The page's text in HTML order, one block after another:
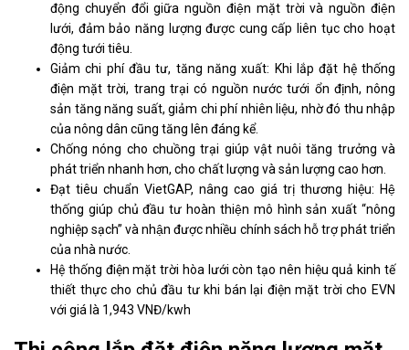
động chuyển đổi giữa nguồn điện mặt trời và nguồn điện
lưới, đảm bảo năng lượng được cung cấp liên tục cho hoạt
động tưới tiêu.
Giảm chi phí đầu tư, tăng năng xuất: Khi lắp đặt hệ thống
điện mặt trời, trang trại có nguồn nước tưới ổn định, nông
sản tăng năng suất, giảm chi phí nhiên liệu, nhờ đó thu nhập
của nông dân cũng tăng lên đáng kể.
Chống nóng cho chuồng trại giúp vật nuôi tăng trưởng và
phát triển nhanh hơn, cho chất lượng và sản lượng cao hơn.
Đạt tiêu chuẩn VietGAP, nâng cao giá trị thương hiệu: Hệ
thống giúp chủ đầu tư hoàn thiện mô hình sản xuất “nông
nghiệp sạch” và nhận được nhiều chính sách hỗ trợ phát triển
của nhà nước.
Hệ thống điện mặt trời hòa lưới còn tạo nên hiệu quả kinh tế
thiết thực cho chủ đầu tư khi bán lại điện mặt trời cho EVN
với giá là 1,943 VNĐ/kwh